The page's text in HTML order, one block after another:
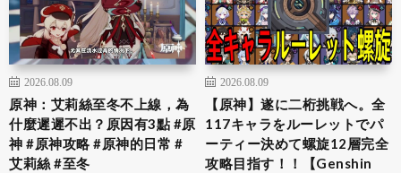
2026.08.09
原神：艾莉絲至冬不上線，為
什麼遲遲不出？原因有3點 #原
神 #原神攻略 #原神的日常 #
艾莉絲 #至冬
2026.08.09
【原神】遂に二桁挑戦へ。全
117キャラをルーレットでパ
ーティー決めて螺旋12層完全
攻略目指す！！【Genshin